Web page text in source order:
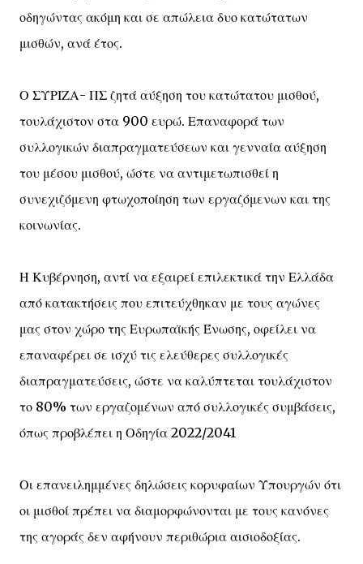
οδηγώντας ακόμη και σε απώλεια δυο κατώτατων
μισθών, ανά έτος.
Ο ΣΥΡΙΖΑ- ΠΣ ζητά αύξηση του κατώτατου μισθού,
τουλάχιστον στα 900 ευρώ. Επαναφορά των
συλλογικών διαπραγματεύσεων και γενναία αύξηση
του μέσου μισθού, ώστε να αντιμετωπισθεί η
συνεχιζόμενη φτωχοποίηση των εργαζόμενων και της
κοινωνίας.​
Η Κυβέρνηση, αντί να εξαιρεί επιλεκτικά την Ελλάδα
από κατακτήσεις που επιτεύχθηκαν με τους αγώνες
μας στον χώρο της Ευρωπαϊκής Ένωσης, οφείλει να
επαναφέρει σε ισχύ τις ελεύθερες συλλογικές
διαπραγματεύσεις, ώστε να καλύπτεται τουλάχιστον
το 80% των εργαζομένων από συλλογικές συμβάσεις,
όπως προβλέπει η Οδηγία 2022/2041
Οι επανειλημμένες δηλώσεις κορυφαίων Υπουργών ότι
οι μισθοί πρέπει να διαμορφώνονται με τους κανόνες
της αγοράς δεν αφήνουν περιθώρια αισιοδοξίας.